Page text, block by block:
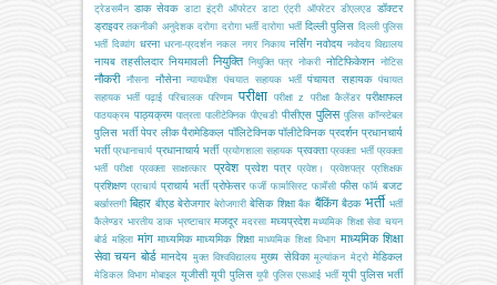
ट्रेडसमैन डाक सेवक डाटा इंट्री ऑपरेटर डाटा एंट्री ऑपरेटर डीएलएड डॉक्टर
ड्राइवर तकनीकी अनुदेशक दरोगा दरोगा भर्ती दारोगा भर्ती दिल्ली पुलिस दिल्ली पुलिस
भर्ती दिव्यांग धरना धरना-प्रदर्शन नकल नगर निकाय नर्सिंग नवोदय नवोदय विद्यालय
नायब तहसीलदार नियमावली नियुक्ति नियुक्ति पत्र नोकरी नोटिफिकेशन नोटिस
नौकरी नौसना नौसेना न्यायधीश पंचयात सहायक भर्ती पंचायत सहायक पंचायत
सहायक भर्ती पढ़ाई परिचालक परिणाम परीक्षा परीक्षा z परीक्षा कैलेंडर परीक्षाफल
पाठयक्रम पाठ्यक्रम पात्रता पालीटेक्निक पीएचडी पीसीएस पुलिस पुलिस कॉन्स्टेबल
पुलिस भर्ती पेपर लीक पैरामेडिकल पॉलिटेक्निक पॉलीटेक्निक प्रदर्शन प्रधानचार्य
भर्ती प्रधानाचार्य प्रधानाचार्य भर्ती प्रयोगशाला सहायक प्रवक्ता प्रवक्ता भर्ती प्रवक्ता
भर्ती परीक्षा
प्रवक्ता साक्षात्कार प्रवेश प्रवेश पत्र प्रवेश। प्रवेशपत्र प्रशिक्षक
प्रशिक्षण प्राचार्य प्राचार्य भर्ती प्रोफेसर फर्जी फार्मासिस्ट फार्मेसी फीस फॉर्म बजट
बर्खास्तगी बिहार बीएड बेरोजगार बेरोजगारी बेसिक शिक्षा बैंक बैंकिंग बैठक भर्ती भर्ती
कैलेण्डर भारतीय डाक भ्रष्टाचार मजदूर मदरसा मध्यप्रदेश मध्यमिक शिक्षा सेवा चयन
बोर्ड महिला मांग माध्यमिक माध्यमिक शिक्षा माध्यमिक शिक्षा विभाग माध्यमिक शिक्षा
सेवा चयन बोर्ड मानदेय मुक्त विश्वविद्यालय मुख्य सेविका मूल्यांकन मेट्रो मेडिकल
मेडिकल विभाग मोबाइल यूजीसी यूपी पुलिस यूपी पुलिस एसआई भर्ती यूपी पुलिस भर्ती